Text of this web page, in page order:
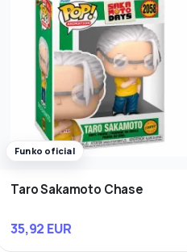
Funko oficial
Taro Sakamoto Chase
35,92 EUR